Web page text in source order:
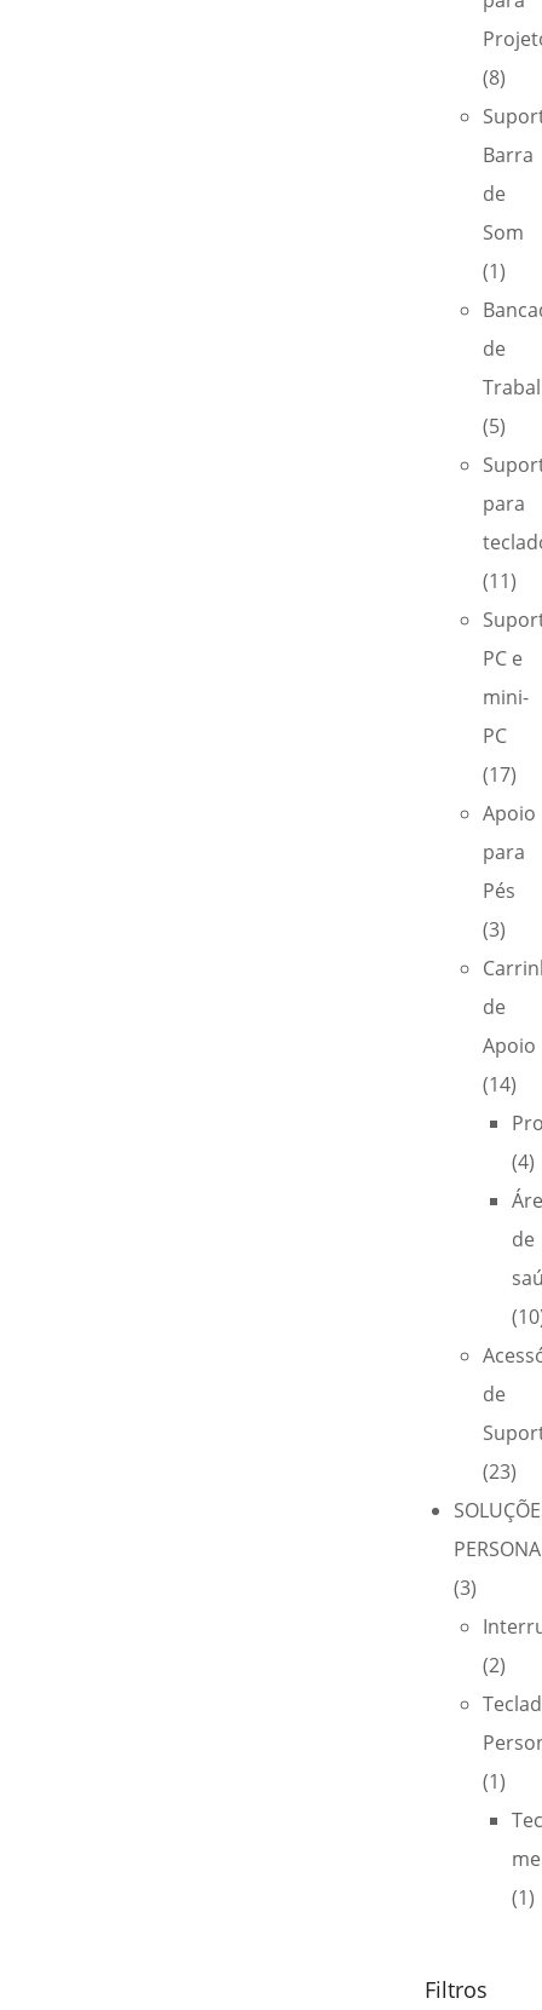
(8)
Barra
de
Som
(1)
de
(5)
para
(11)
PC e
mini-
PC
(17)
Apoio
para
Pés
(3)
de
Apoio
(14)
(4)
de
de
(23)
(3)
(2)
(1)
(1)
Filtros